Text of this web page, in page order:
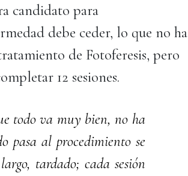
candidato para
debe ceder, lo que no ha
de Fotoferesis, pero
12 sesiones.
todo va muy bien, no ha
pasa al procedimiento se
tardado; cada sesión